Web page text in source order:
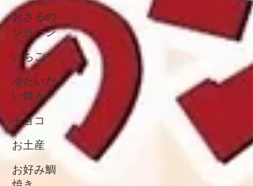
おさるの
ジョージ
いちご
冷たいた
い焼き
チョコ
お土産
お好み鯛